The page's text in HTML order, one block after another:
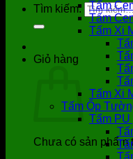
Tìm kiếm:
Giỏ hàng
Chưa có sản phẩm
Tấm
Tấm
Tấm Xi
Tấm Xi
Tấm Ốp
Tấm PU